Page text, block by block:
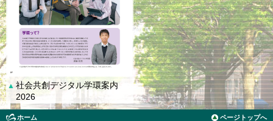
▲ 社会共創デジタル学環案内
2026
ホーム ページトップへ